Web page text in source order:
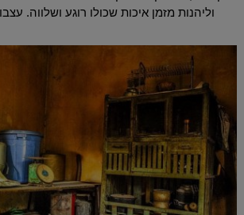
וליהנות מזמן איכות שכולו רוגע ושלווה.